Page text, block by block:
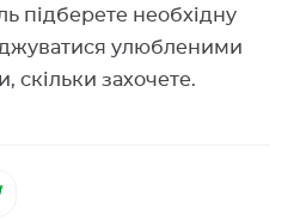
підберете необхідну
улюбленими
скільки захочете.